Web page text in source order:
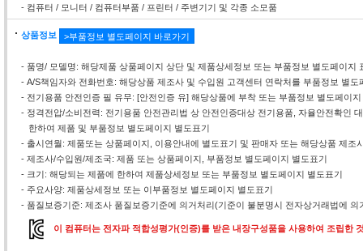
- 컴퓨터 / 모니터 / 컴퓨터부품 / 프린터 / 주변기기 및 각종 소모품
상품정보 >부품정보 별도페이지 바로가기
- 품명/ 모델명: 해당제품 상품페이지 상단 및 제품상세정보 또는 부품정보 별도페이지
- A/S책임자와 전화번호: 해당상품 제조사 및 수입원 고객센터 연락처를 부품정보 별도
- 전기용품 안전인증 필 유무: [안전인증 유] 해당상품에 부착 또는 부품정보 별도페이지
- 정격전압/소비전력: 전기용품 안전관리법 상 안전인증대상 전기용품, 자율안전확인
한하여 제품 및 부품정보 별도페이지 별도표기
- 출시연월: 제품또는 상품페이지, 이용안내에 별도표기 및 판매자 또는 해당상품 제조
- 제조사/수입원/제조국: 제품 또는 상품페이지, 부품정보 별도페이지 별도표기
- 크기: 해당되는 제품에 한하여 제품상세정보 또는 부품정보 별도페이지 별도표기
- 주요사양: 제품상세정보 또는 이부품정보 별도페이지 별도표기
- 품질보증기준: 제조사 품질보증기준에 의거처리(기준이 불분명시 전자상거래법에 의
이 컴퓨터는 전자파 적합성평가(인증)를 받은 내장구성품을 사용하여 조립한